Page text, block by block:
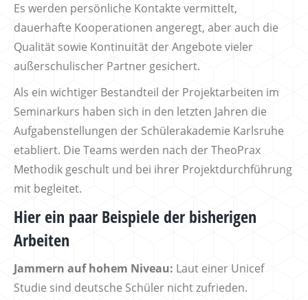
Es werden persönliche Kontakte vermittelt,
dauerhafte Kooperationen angeregt, aber auch die
Qualität sowie Kontinuität der Angebote vieler
außerschulischer Partner gesichert.
Als ein wichtiger Bestandteil der Projektarbeiten im
Seminarkurs haben sich in den letzten Jahren die
Aufgabenstellungen der Schülerakademie Karlsruhe
etabliert. Die Teams werden nach der TheoPrax
Methodik geschult und bei ihrer Projektdurchführung
mit begleitet.
Hier ein paar Beispiele der bisherigen
Arbeiten
Jammern auf hohem Niveau: Laut einer Unicef
Studie sind deutsche Schüler nicht zufrieden.